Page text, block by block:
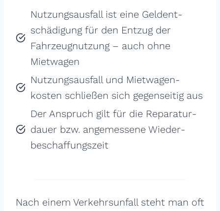
Nutzungs­ausfall ist eine Geldent­
schädigung für den Entzug der
Fahrzeug­nutzung – auch ohne
Mietwagen
Nutzungs­ausfall und Mietwagen­
kosten schließen sich gegenseitig aus
Der Anspruch gilt für die Reparatur­
dauer bzw. angemessene Wieder­
beschaffungs­zeit
Nach einem Verkehrsunfall steht man oft